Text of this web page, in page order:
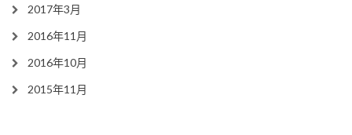
2017年3月
2016年11月
2016年10月
2015年11月